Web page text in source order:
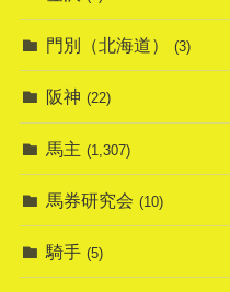
門別（北海道） (3)
阪神 (22)
馬主 (1,307)
馬券研究会 (10)
騎手 (5)